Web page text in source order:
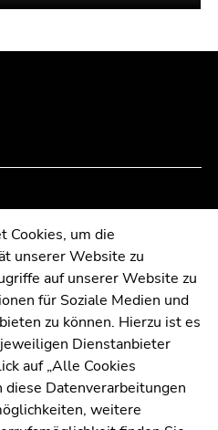
Cookies, um die
unserer Website zu
auf unserer Website zu
für Soziale Medien und
zu können. Hierzu ist es
Dienstanbieter
auf „Alle Cookies
Datenverarbeitungen
weitere